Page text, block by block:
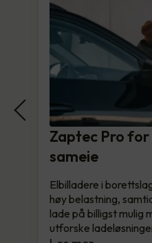
Zaptec Pro
sameie
Elbilladere i
høy belastning,
lade på billigst mulig
utforske